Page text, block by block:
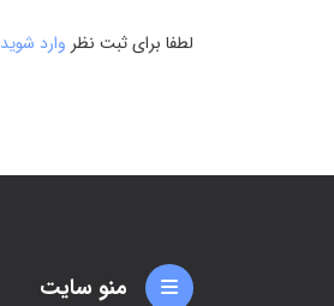
لطفا برای ثبت نظر وارد شوید
منو سایت